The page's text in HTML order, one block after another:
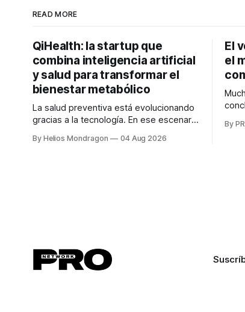
READ MORE
QiHealth: la startup que
combina inteligencia artificial
y salud para transformar el
bienestar metabólico
La salud preventiva está evolucionando
gracias a la tecnología. En ese escenario
desarrolla un ecosistema digital capaz
By Helios Mondragon 04 Aug 2026
El
el
By